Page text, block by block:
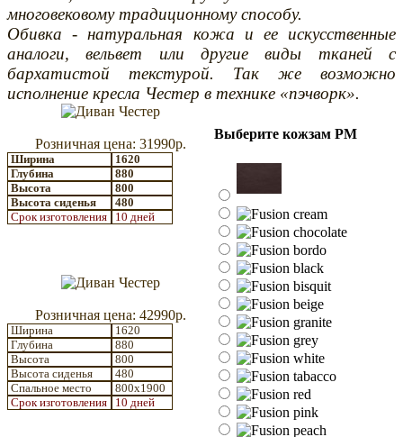
многовековому традиционному способу.
Обивка - натуральная кожа и ее искусственные
аналоги, вельвет или другие виды тканей с
бархатистой текстурой. Так же возможно
исполнение кресла Честер в технике «пэчворк».
Розничная цена: 31990р.
Ширина
1620
Глубина
880
Высота
800
Высота сиденья
480
Срок изготовления
10 дней
Розничная цена: 42990р.
Ширина
1620
Глубина
880
Высота
800
Высота сиденья
480
Спальное место
800x1900
Срок изготовления
10 дней
Выберите кожзам РМ